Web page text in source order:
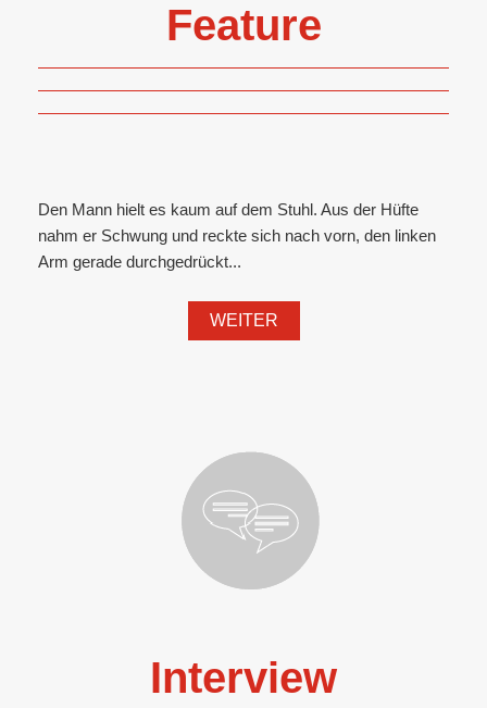
Feature
Den Mann hielt es kaum auf dem Stuhl. Aus der Hüfte
nahm er Schwung und reckte sich nach vorn, den linken
Arm gerade durchgedrückt...
WEITER
Interview